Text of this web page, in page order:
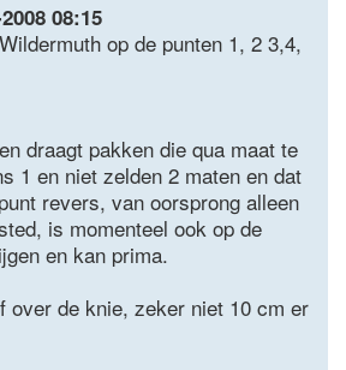
08:15
op de punten 1, 2 3,4,
draagt pakken die qua maat te
1 en niet zelden 2 maten en dat
revers, van oorsprong alleen
is momenteel ook op de
en kan prima.
over de knie, zeker niet 10 cm er